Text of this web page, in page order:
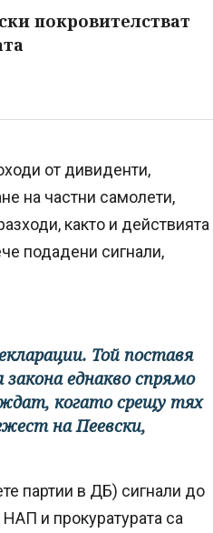
покровителстват
от дивиденти,
на частни самолети,
както и действията
подадени сигнали,
Той поставя
еднакво спрямо
когато срещу тях
на Пеевски,
партии в ДБ) сигнали до
и прокуратурата са